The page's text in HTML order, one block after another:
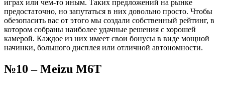
играх или чем-то иным. Таких предложений на рынке
предостаточно, но запутаться в них довольно просто. Чтобы
обезопасить вас от этого мы создали собственный рейтинг, в
котором собраны наиболее удачные решения с хорошей
камерой. Каждое из них имеет свои бонусы в виде мощной
начинки, большого дисплея или отличной автономности.
№10 – Meizu M6T